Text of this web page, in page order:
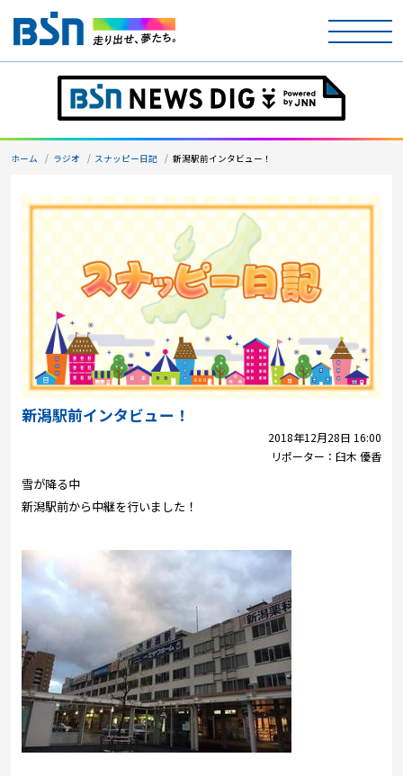
ホーム
テレビ
アナウンサー
イベント
ニュース
天気
プレゼント
ショッピング
会社概要・ビジョン
お問い合わせ
ホーム ラジオ スナッピー日記 新潟駅前インタビュー！
新潟駅前インタビュー！
2018年12月28日 16:00
リポーター： 臼木 優香
雪が降る中
新潟駅前から中継を行いました！